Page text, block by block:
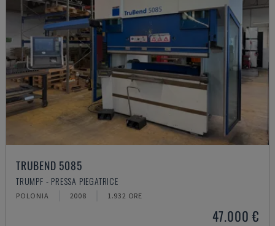
TRUBEND 5085
TRUMPF - PRESSA PIEGATRICE
POLONIA 2008 1.932 ORE
47.000 €